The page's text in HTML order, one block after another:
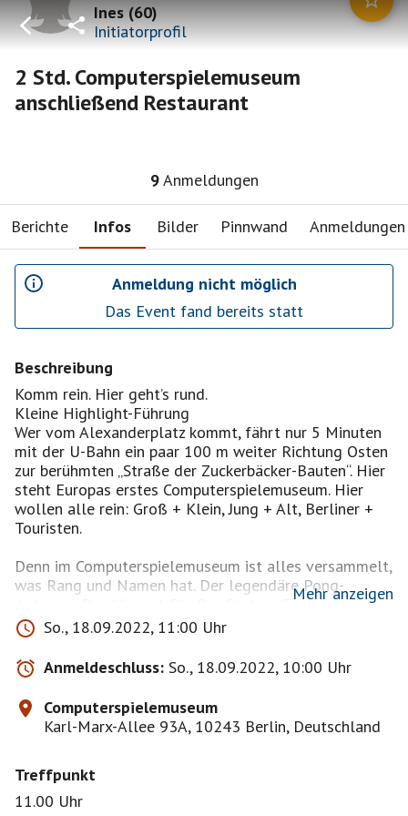
Ines(60)
Initiatorprofil
2 Std. Computerspielemuseum
anschließend Restaurant
9Anmeldungen
Berichte Infos Bilder Pinnwand Anmeldungen
Anmeldung nicht möglich
Das Event fand bereits statt
Beschreibung
Komm rein. Hier geht’s rund.
Kleine Highlight-Führung
Wer vom Alexanderplatz kommt, fährt nur 5 Minuten
mit der U-Bahn ein paar 100 m weiter Richtung Osten
zur berühmten „Straße der Zuckerbäcker-Bauten“. Hier
steht Europas erstes Computerspielemuseum. Hier
wollen alle rein: Groß + Klein, Jung + Alt, Berliner +
Touristen.
Denn im Computerspielemuseum ist alles versammelt,
was Rang und Namen hat. Der legendäre Pong-
Automat. Der Nimrod. Die PainStation. Ein
Riesensjoystick. Historische Schätzchen wie der „Poly-
Play“. Aktuelle 3D-Spiele. Tanz- und Bewegungsspiele.
Insgesamt mehr als 300 Exponate. Darunter rare
Originale, funktionstüchtige Klassiker und Kunstwerke
der besonderen Art wollen entdeckt, bewundert und
bestaunt werden. Eine unterhaltsame Zeitreise zum
spielenden Menschen im 21. Jahrhundert kann starten.
60 Jahre Computerspiele! Da ist einiges
zusammengekommen. Erleben Sie im
Mehr anzeigen
So., 18.09.2022, 11:00 Uhr
Anmeldeschluss: So., 18.09.2022, 10:00 Uhr
Computerspielemuseum
Karl-Marx-Allee 93A, 10243 Berlin, Deutschland
Treffpunkt
11.00 Uhr